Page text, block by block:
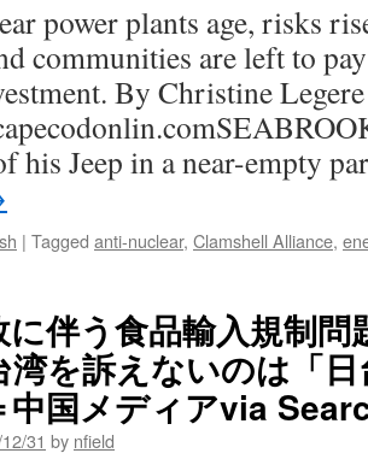
power plants age, risks
communities are left to
By Christine Legere
his Jeep in a near-empty
| Tagged anti-nuclear, Clamshell Alliance,
に伴う食品輸入規制
湾を訴えないのは「
国メディアvia
31 by nfield